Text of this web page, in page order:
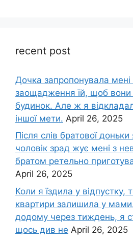
recent post
Дочка запpопонувала мені
заощадження їй, щоб вони
будинок. Але ж я
іншої мети. April 26, 2025
Після слів братової
чоловік зpад жує мені з
братом ретельно
April 26, 2025
Коли я їздила у відпустку,
квартири залишила у
додому через тиждень, я
щось див не April 26, 2025